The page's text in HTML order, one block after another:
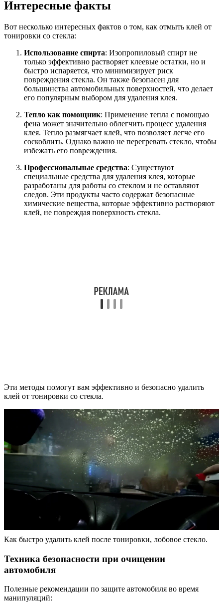
Интересные факты
Вот несколько интересных фактов о том, как отмыть клей от
тонировки со стекла:
Использование спирта: Изопропиловый спирт не
только эффективно растворяет клеевые остатки, но и
быстро испаряется, что минимизирует риск
повреждения стекла. Он также безопасен для
большинства автомобильных поверхностей, что делает
его популярным выбором для удаления клея.
Тепло как помощник: Применение тепла с помощью
фена может значительно облегчить процесс удаления
клея. Тепло размягчает клей, что позволяет легче его
соскоблить. Однако важно не перегревать стекло, чтобы
избежать его повреждения.
Профессиональные средства: Существуют
специальные средства для удаления клея, которые
разработаны для работы со стеклом и не оставляют
следов. Эти продукты часто содержат безопасные
химические вещества, которые эффективно растворяют
клей, не повреждая поверхность стекла.
Эти методы помогут вам эффективно и безопасно удалить
клей от тонировки со стекла.
Как быстро удалить клей после тонировки, лобовое стекло.
Техника безопасности при очищении
автомобиля
Полезные рекомендации по защите автомобиля во время
манипуляций: